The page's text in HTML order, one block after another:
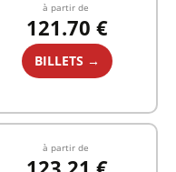
à partir de
121.70 €
BILLETS →
à partir de